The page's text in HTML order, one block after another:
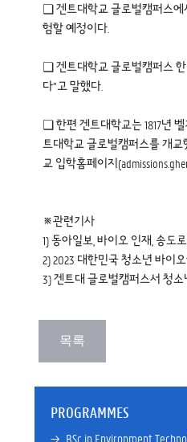
❏ 겐트대학교 글로벌캠퍼스에
험할 예정이다.
❏ 겐트대학교 글로벌캠퍼스
다”고 말했다.
❏ 한편 겐트대학교는 1817년
트대학교 글로벌캠퍼스를 개교
교 입학홈페이지
※관련기사
1) 동아일보,바이오 인재, 송도
2)2023 대한민국 청소년 바이
3)겐트대 글로벌캠퍼스서 청
PROGRAMMES
→ BSc in Environment